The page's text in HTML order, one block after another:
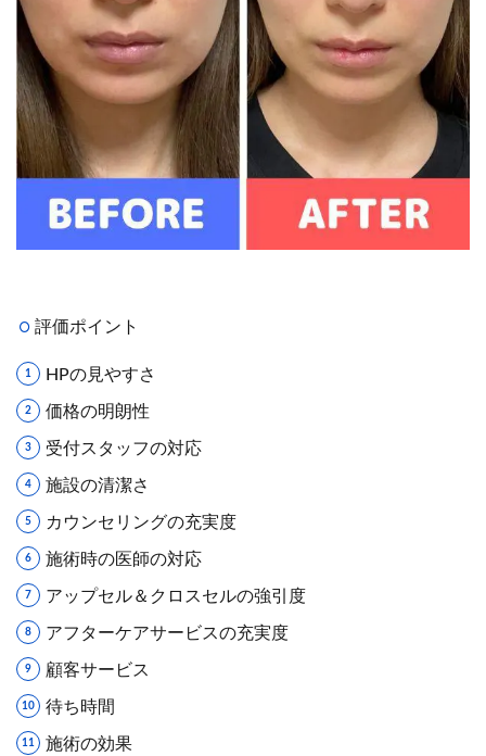
評価ポイント
HPの見やすさ
価格の明朗性
受付スタッフの対応
施設の清潔さ
カウンセリングの充実度
施術時の医師の対応
アップセル＆クロスセルの強引度
アフターケアサービスの充実度
顧客サービス
待ち時間
施術の効果